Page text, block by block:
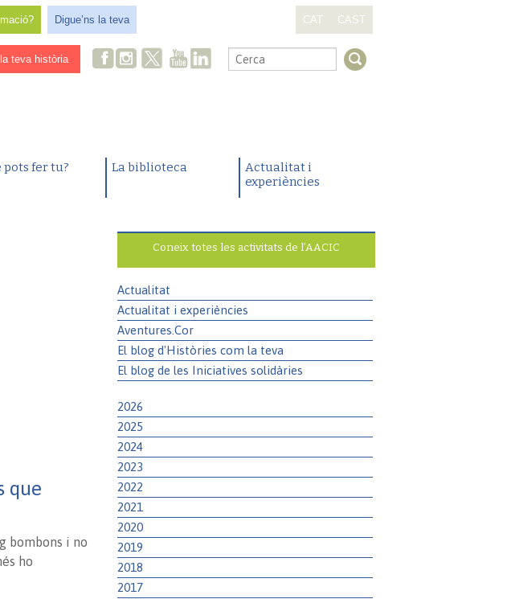
Digue’ns la teva CAT CAST
teva història .
pots fer tu? La biblioteca
Actualitat i
experiències
que
bombons i no
ho
Coneix totes les activitats de l’AACIC
Actualitat
Actualitat i experiències
Aventures.Cor
El blog d'Històries com la teva
El blog de les Iniciatives solidàries
2026
2025
2024
2023
2022
2021
2020
2019
2018
2017